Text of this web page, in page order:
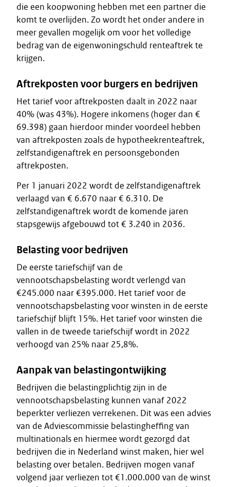
die een koopwoning hebben met een partner die
komt te overlijden. Zo wordt het onder andere in
meer gevallen mogelijk om voor het volledige
bedrag van de eigenwoningschuld renteaftrek te
krijgen.
Aftrekposten voor burgers en bedrijven
Het tarief voor aftrekposten daalt in 2022 naar
40% (was 43%). Hogere inkomens (hoger dan €
69.398) gaan hierdoor minder voordeel hebben
van aftrekposten zoals de hypotheekrenteaftrek,
zelfstandigenaftrek en persoonsgebonden
aftrekposten.
Per 1 januari 2022 wordt de zelfstandigenaftrek
verlaagd van € 6.670 naar € 6.310. De
zelfstandigenaf­trek wordt de komende jaren
stapsgewijs afgebouwd tot € 3.240 in 2036.
Belasting voor bedrijven
De eerste tariefschijf van de
vennootschapsbelasting wordt verlengd van
€245.000 naar €395.000. Het tarief voor de
vennootschapsbelasting voor winsten in de eerste
tariefschijf blijft 15%. Het tarief voor winsten die
vallen in de tweede tariefschijf wordt in 2022
verhoogd van 25% naar 25,8%.
Aanpak van belastingontwijking
Bedrijven die belastingplichtig zijn in de
vennootschapsbelasting kunnen vanaf 2022
beperkter verliezen verrekenen. Dit was een advies
van de Adviescommissie belastingheffing van
multinationals en hiermee wordt gezorgd dat
bedrijven die in Nederland winst maken, hier wel
belasting over betalen. Bedrijven mogen vanaf
volgend jaar verliezen tot €1.000.000 van de winst